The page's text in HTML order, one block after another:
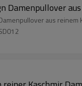
Damenpullover
aus reinem